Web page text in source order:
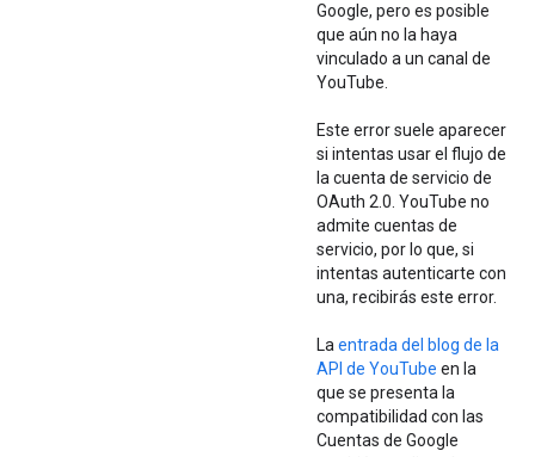
Google, pero es posible
que aún no la haya
vinculado a un canal de
YouTube.
Este error suele aparecer
si intentas usar el flujo de
la cuenta de servicio de
OAuth 2.0. YouTube no
admite cuentas de
servicio, por lo que, si
intentas autenticarte con
una, recibirás este error.
La entrada del blog de la
API de YouTube en la
que se presenta la
compatibilidad con las
Cuentas de Google